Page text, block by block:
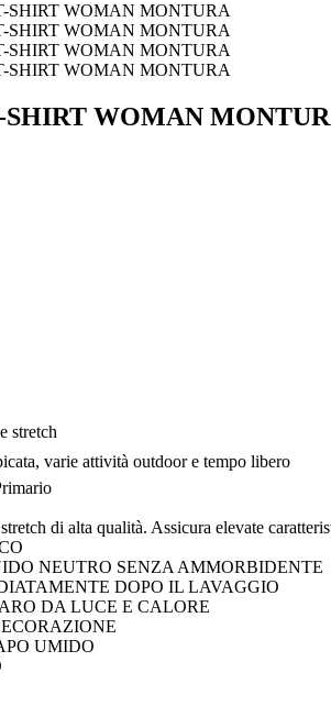
WOMAN
stretch
varie attività outdoor e tempo libero
di alta qualità. Assicura elevate
NEUTRO SENZA AMMORBIDENTE
DOPO IL LAVAGGIO
DA LUCE E CALORE
UMIDO